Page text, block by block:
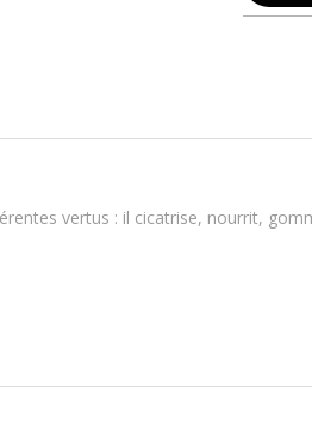
vertus : il cicatrise, nourrit,